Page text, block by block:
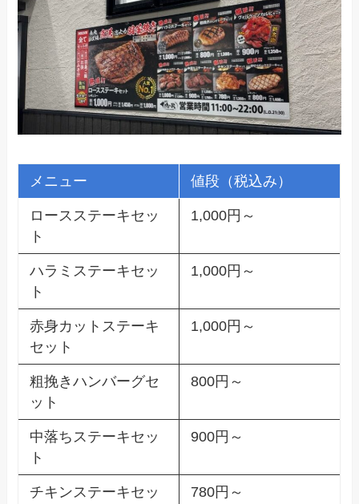
メニュー 値段（税込み）
ロースステーキセッ
ト
1,000円～
ハラミステーキセッ
ト
1,000円～
赤身カットステーキ
セット
1,000円～
粗挽きハンバーグセ
ット
800円～
中落ちステーキセッ
ト
900円～
チキンステーキセッ
780円～